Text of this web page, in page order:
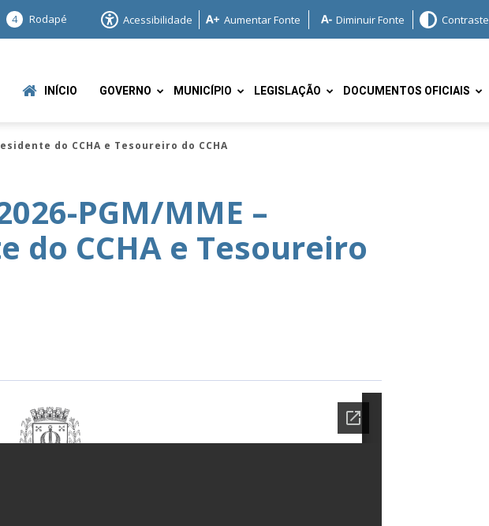
4 Rodapé Acessibilidade Aumentar Fonte Diminuir Fonte Contraste
INÍCIO GOVERNO MUNICÍPIO LEGISLAÇÃO DOCUMENTOS OFICIAIS
do CCHA e Tesoureiro do CCHA
PGM/MME –
do CCHA e Tesoureiro